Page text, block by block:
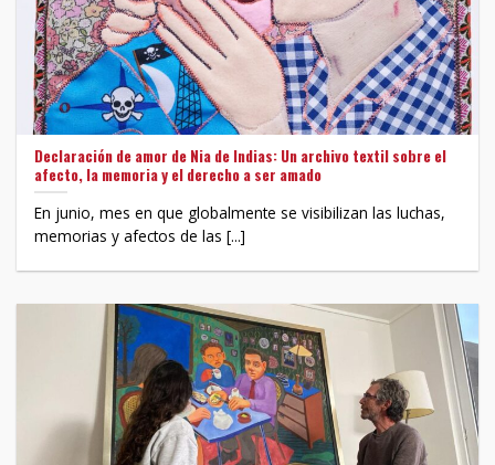
Declaración de amor de Nia de Indias: Un archivo textil sobre el
afecto, la memoria y el derecho a ser amado
En junio, mes en que globalmente se visibilizan las luchas,
memorias y afectos de las [...]